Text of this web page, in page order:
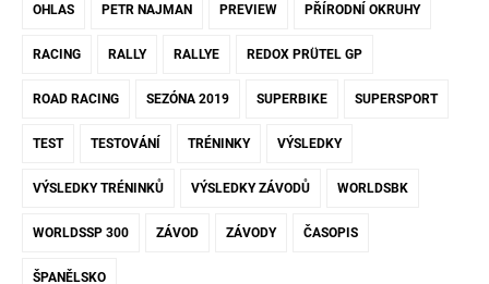
OHLAS PETR NAJMAN PREVIEW PŘÍRODNÍ OKRUHY
RACING RALLY RALLYE REDOX PRÜTEL GP
ROAD RACING SEZÓNA 2019 SUPERBIKE SUPERSPORT
TEST TESTOVÁNÍ TRÉNINKY VÝSLEDKY
VÝSLEDKY TRÉNINKŮ VÝSLEDKY ZÁVODŮ WORLDSBK
WORLDSSP 300 ZÁVOD ZÁVODY ČASOPIS
ŠPANĚLSKO